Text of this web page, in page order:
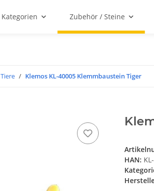
Kategorien Zubehör / Steine
Tiere Klemos KL-40005 Klemmbaustein Tiger
HAN: